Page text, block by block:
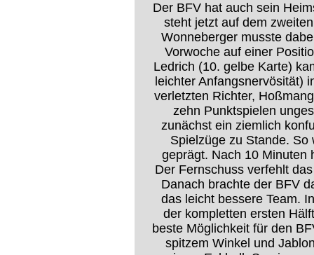
Der BFV hat auch sein
steht jetzt auf dem
Wonneberger musste
Vorwoche auf einer
Ledrich (10. gelbe Karte)
leichter Anfangsnervösität)
verletzten Richter,
zehn Punktspielen
zunächst ein ziemlich
Spielzüge zu Stande.
geprägt. Nach 10 Minuten
Der Fernschuss verfehlt
Danach brachte der BFV
das leicht bessere Team.
der kompletten ersten
beste Möglichkeit für den
spitzem Winkel und